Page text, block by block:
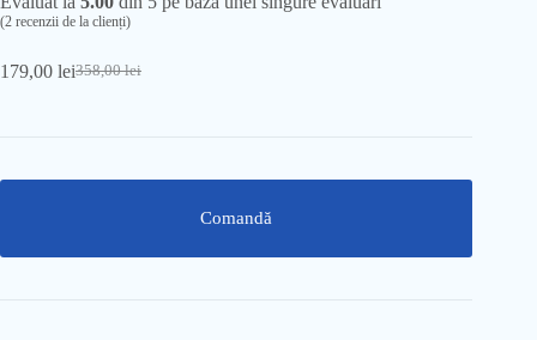
(2 recenzii de la clienți)
358,00lei
Prețul
179,00 leiPrețul
Comandă